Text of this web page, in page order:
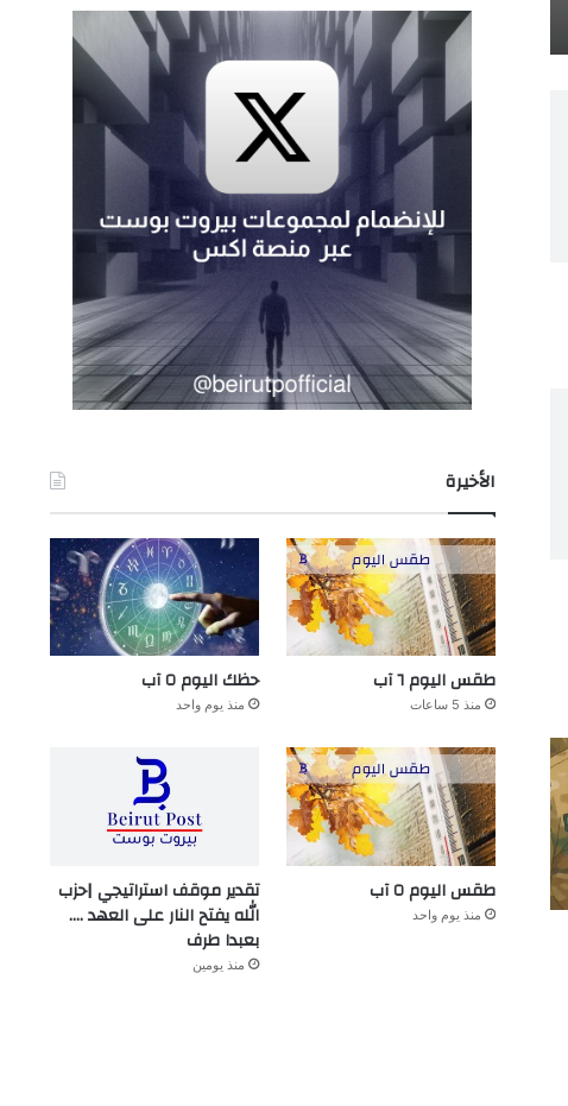
الأخيرة
طقس اليوم ٦ آب
منذ 5 ساعات
حظك اليوم ٥ آب
منذ يوم واحد
طقس اليوم ٥ آب
منذ يوم واحد
تقدير موقف استراتيجي |حزب
الله يفتح النار على العهد ….
بعبدا طرف
منذ يومين